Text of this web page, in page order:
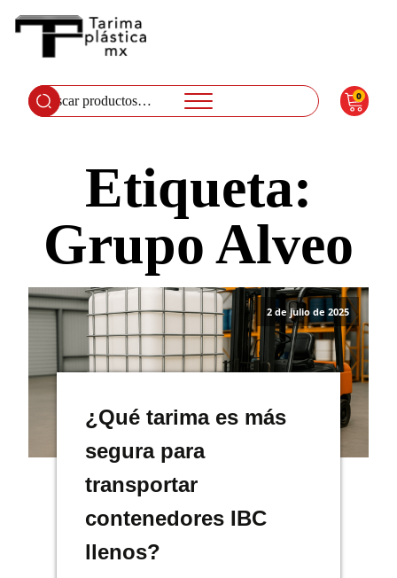
Buscar
por:
0
Etiqueta:
Grupo Alveo
2 de julio de 2025
¿Qué tarima es más
segura para
transportar
contenedores IBC
llenos?